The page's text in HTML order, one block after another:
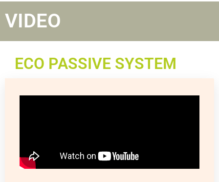
VIDEO
ECO PASSIVE SYSTEM